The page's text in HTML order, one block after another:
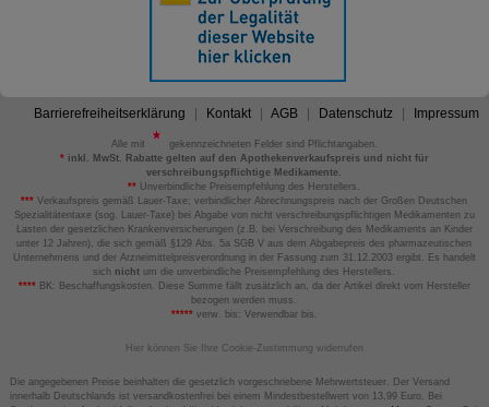
Barrierefreiheitserklärung Kontakt AGB Datenschutz Impressum
Alle mit
gekennzeichneten Felder sind Pflichtangaben.
*inkl. MwSt. Rabatte gelten auf den Apothekenverkaufspreis und nicht für
verschreibungspflichtige Medikamente.
** Unverbindliche Preisempfehlung des Herstellers.
*** Verkaufspreis gemäß Lauer-Taxe; verbindlicher Abrechnungspreis nach der Großen Deutschen
Spezialitätentaxe (sog. Lauer-Taxe) bei Abgabe von nicht verschreibungspflichtigen Medikamenten zu
Lasten der gesetzlichen Krankenversicherungen (z.B. bei Verschreibung des Medikaments an Kinder
unter 12 Jahren), die sich gemäß §129 Abs. 5a SGB V aus dem Abgabepreis des pharmazeutischen
Unternehmens und der Arzneimittelpreisverordnung in der Fassung zum 31.12.2003 ergibt. Es handelt
sich nicht um die unverbindliche Preisempfehlung des Herstellers.
****BK: Beschaffungskosten. Diese Summe fällt zusätzlich an, da der Artikel direkt vom Hersteller
bezogen werden muss.
*****verw. bis: Verwendbar bis.
Hier können Sie Ihre Cookie-Zustimmung widerrufen
Die angegebenen Preise beinhalten die gesetzlich vorgeschriebene Mehrwertsteuer. Der Versand
innerhalb Deutschlands ist versandkostenfrei bei einem Mindestbestellwert von 13,99 Euro. Bei